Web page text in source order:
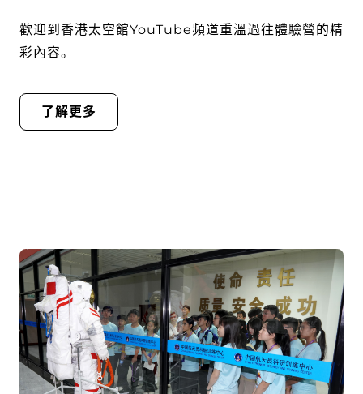
歡迎到香港太空館YouTube頻道重溫過往體驗營的精
彩內容。
了解更多